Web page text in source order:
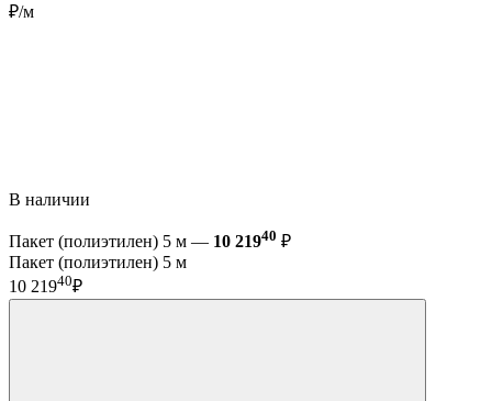
₽/м
В наличии
Пакет (полиэтилен) 5 м — 10 21940 ₽
Пакет (полиэтилен) 5 м
10 21940₽